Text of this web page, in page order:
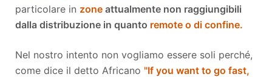
particolare in zone attualmente non raggiungibili
dalla distribuzione in quanto remote o di confine.
Nel nostro intento non vogliamo essere soli perché,
come dice il detto Africano "If you want to go fast,